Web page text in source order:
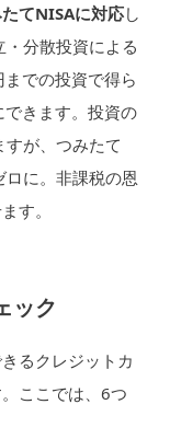
てNISAに対応し
分散投資による
での投資で得ら
きます。投資の
が、つみたて
に。非課税の恩
す。
ック
るクレジットカ
ここでは、6つ